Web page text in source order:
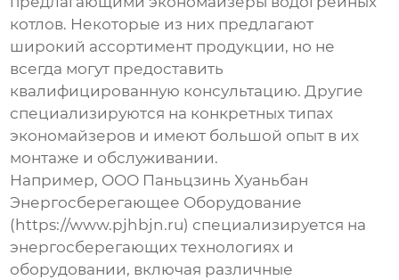
котлов. Некоторые из них предлагают
широкий ассортимент продукции, но не
всегда могут предоставить
квалифицированную консультацию. Другие
специализируются на конкретных типах
экономайзеров и имеют большой опыт в их
монтаже и обслуживании.
Например, ООО Паньцзинь Хуаньбан
Энергосберегающее Оборудование
(https://www.pjhbjn.ru) специализируется на
энергосберегающих технологиях и
оборудовании, включая различные